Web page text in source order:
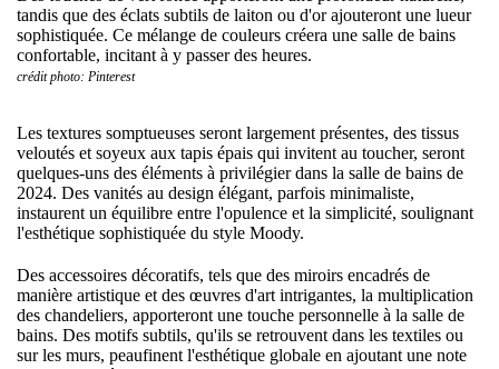
tandis que des éclats subtils de laiton ou d'or ajouteront une lueur
sophistiquée. Ce mélange de couleurs créera une salle de bains
confortable, incitant à y passer des heures.
crédit photo: Pinterest
Les textures somptueuses seront largement présentes, des tissus
veloutés et soyeux aux tapis épais qui invitent au toucher, seront
quelques-uns des éléments à privilégier dans la salle de bains de
2024. Des vanités au design élégant, parfois minimaliste,
instaurent un équilibre entre l'opulence et la simplicité, soulignant
l'esthétique sophistiquée du style Moody.
Des accessoires décoratifs, tels que des miroirs encadrés de
manière artistique et des œuvres d'art intrigantes, la multiplication
des chandeliers, apporteront une touche personnelle à la salle de
bains. Des motifs subtils, qu'ils se retrouvent dans les textiles ou
sur les murs, peaufinent l'esthétique globale en ajoutant une note